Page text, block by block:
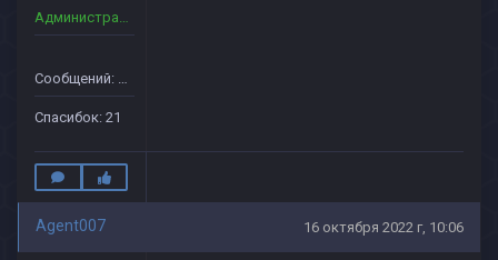
Администраторы
Сообщений: 33
Спасибок: 21
Agent007 16 октября 2022 г, 10:06